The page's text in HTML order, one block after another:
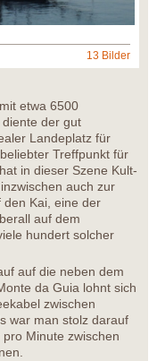
13 Bilder
etwa 6500
der gut
Landeplatz für
Treffpunkt für
in dieser Szene Kult-
auch zur
den Kai, eine der
auf dem
hundert solcher
auf die neben dem
da Guia lohnt sich
zwischen
war man stolz darauf
Minute zwischen